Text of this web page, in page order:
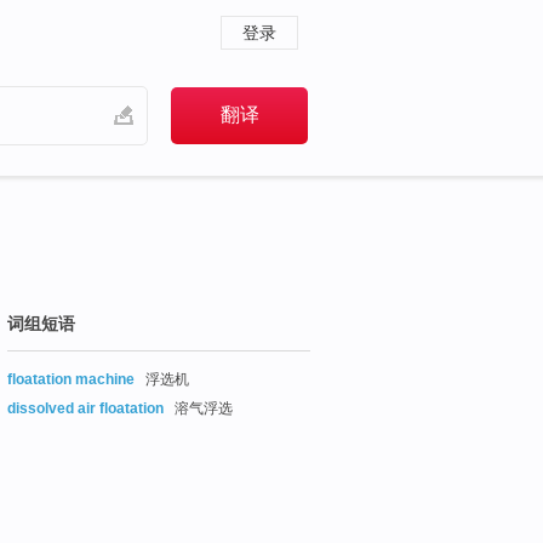
登录
词组短语
floatation machine
浮选机
dissolved air floatation
溶气浮选